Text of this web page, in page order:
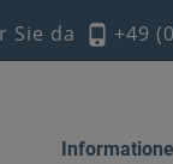
Sie da +49